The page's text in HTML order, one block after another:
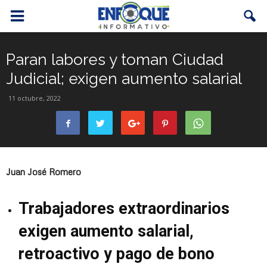
Paran labores y toman Ciudad
Judicial; exigen aumento salarial
11 octubre, 2022
Juan José Romero
Trabajadores extraordinarios
exigen aumento salarial,
retroactivo y pago de bono